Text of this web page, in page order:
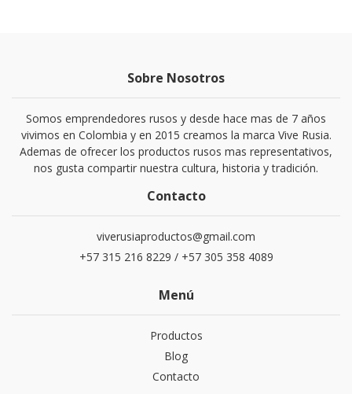
Sobre Nosotros
Somos emprendedores rusos y desde hace mas de 7 años
vivimos en Colombia y en 2015 creamos la marca Vive Rusia.
Ademas de ofrecer los productos rusos mas representativos,
nos gusta compartir nuestra cultura, historia y tradición.
Contacto
viverusiaproductos@gmail.com
+57 315 216 8229 / +57 305 358 4089
Menú
Productos
Blog
Contacto